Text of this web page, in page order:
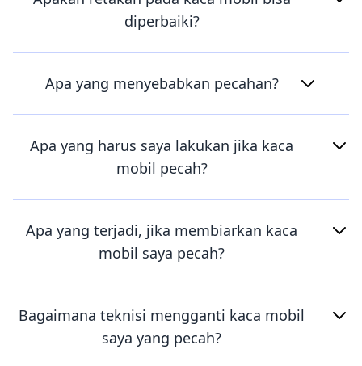
diperbaiki?
Apa yang menyebabkan pecahan?
Apa yang harus saya lakukan jika kaca
mobil pecah?
Apa yang terjadi, jika membiarkan kaca
mobil saya pecah?
Bagaimana teknisi mengganti kaca mobil
saya yang pecah?